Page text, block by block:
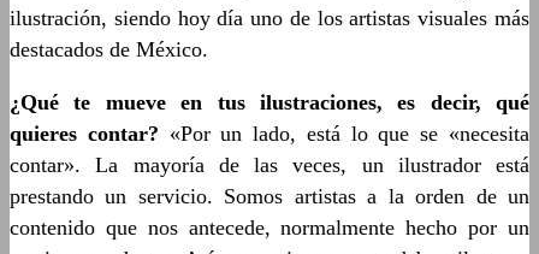
ilustración, siendo hoy día uno de los artistas visuales más
destacados de México.
¿Qué te mueve en tus ilustraciones, es decir, qué
quieres contar? «Por un lado, está lo que se «necesita
contar». La mayoría de las veces, un ilustrador está
prestando un servicio. Somos artistas a la orden de un
contenido que nos antecede, normalmente hecho por un